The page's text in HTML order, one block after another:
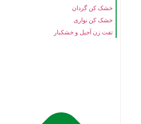
خشک کن گردان
خشک کن نواری
تفت زن آجیل و خشکبار